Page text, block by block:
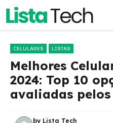
Pular
o
CELULARES LISTAS
Melhores
2024: Top 10
avaliadas
by Lista Tech